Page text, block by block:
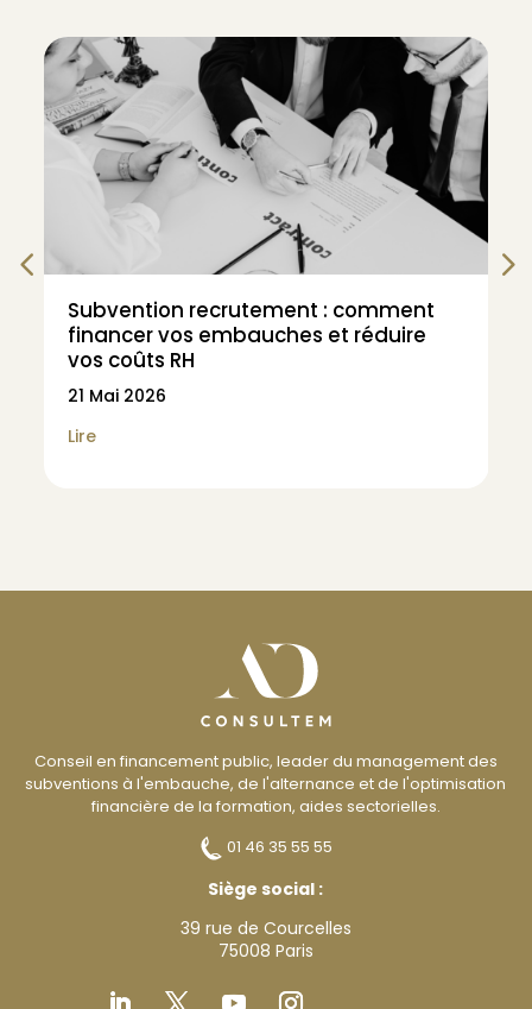
Subvention recrutement : comment
financer vos embauches et réduire
vos coûts RH
21 Mai 2026
Lire
Conseil en financement public, leader du management des
subventions à l'embauche, de l'alternance et de l'optimisation
financière de la formation, aides sectorielles.
01 46 35 55 55
Siège social :
39 rue de Courcelles
75008 Paris